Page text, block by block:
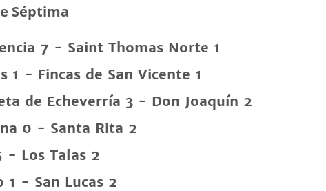
Séptima
7 - Saint Thomas Norte 1
1 - Fincas de San Vicente 1
de Echeverría 3 - Don Joaquín 2
0 - Santa Rita 2
- Los Talas 2
1 - San Lucas 2